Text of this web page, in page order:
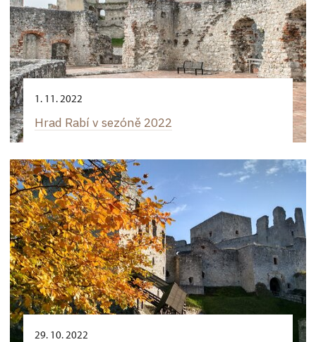
1. 11. 2022
Hrad Rabí v sezóně 2022
29. 10. 2022